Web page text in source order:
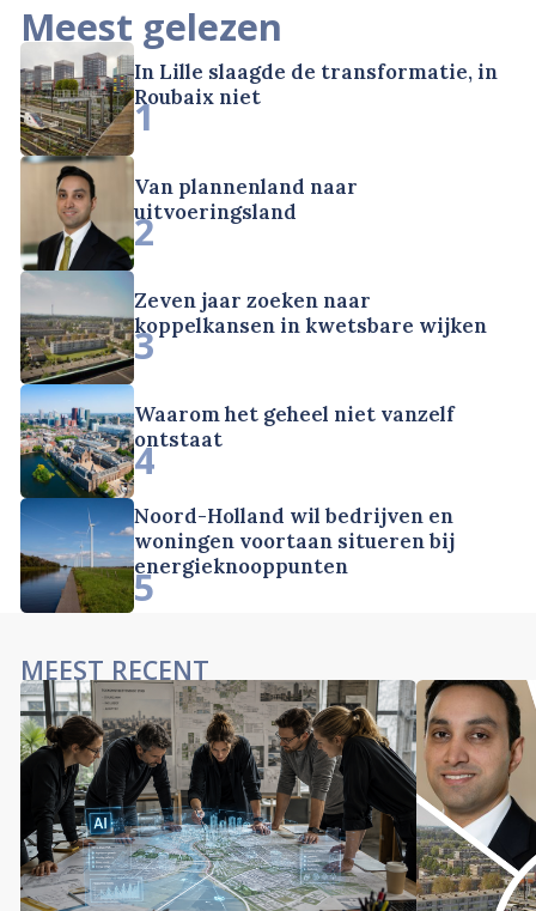
Meest gelezen
In Lille slaagde de transformatie, in
Roubaix niet
1
Van plannenland naar
uitvoeringsland
2
Zeven jaar zoeken naar
koppelkansen in kwetsbare wijken
3
Waarom het geheel niet vanzelf
ontstaat
4
Noord-Holland wil bedrijven en
woningen voortaan situeren bij
energieknooppunten
5
MEEST RECENT